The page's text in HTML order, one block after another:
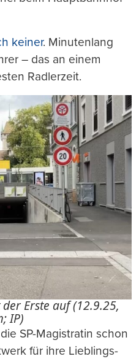
keiner. Minutenlang
– das an einem
Radlerzeit.
Erste auf (12.9.25,
IP)
SP-Magistratin schon
für ihre Lieblings-